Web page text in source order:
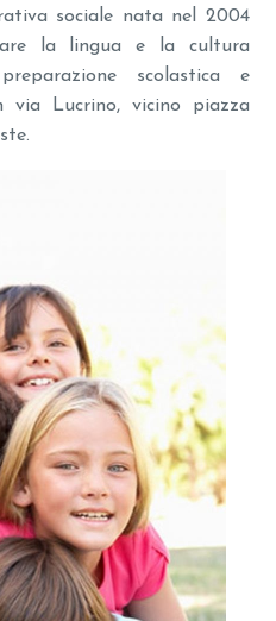
sociale nata nel 2004
la lingua e la cultura
scolastica e
via Lucrino, vicino piazza